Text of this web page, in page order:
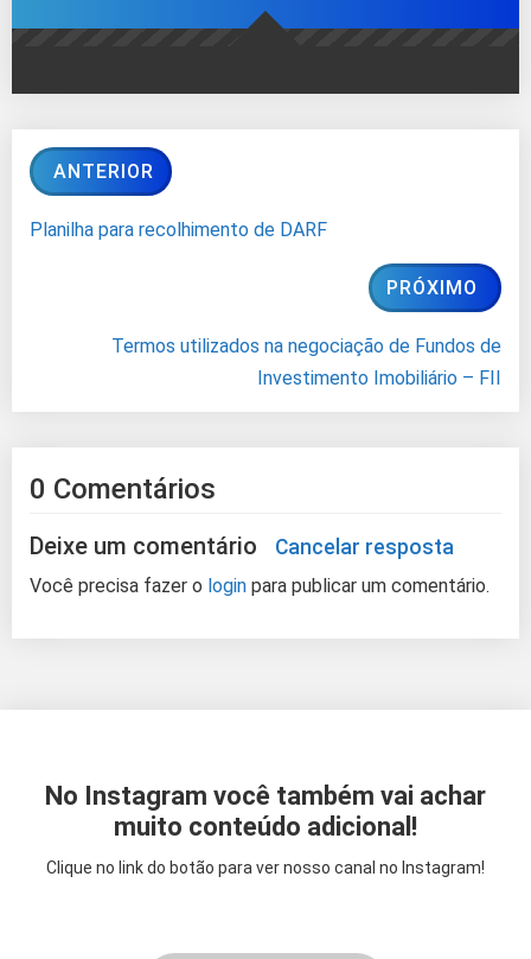
ANTERIOR
Planilha para recolhimento de DARF
PRÓXIMO
Termos utilizados na negociação de Fundos de
Investimento Imobiliário – FII
0 Comentários
Deixe um comentário Cancelar resposta
Você precisa fazer o login para publicar um comentário.
No Instagram você também vai achar
muito conteúdo adicional!
Clique no link do botão para ver nosso canal no Instagram!